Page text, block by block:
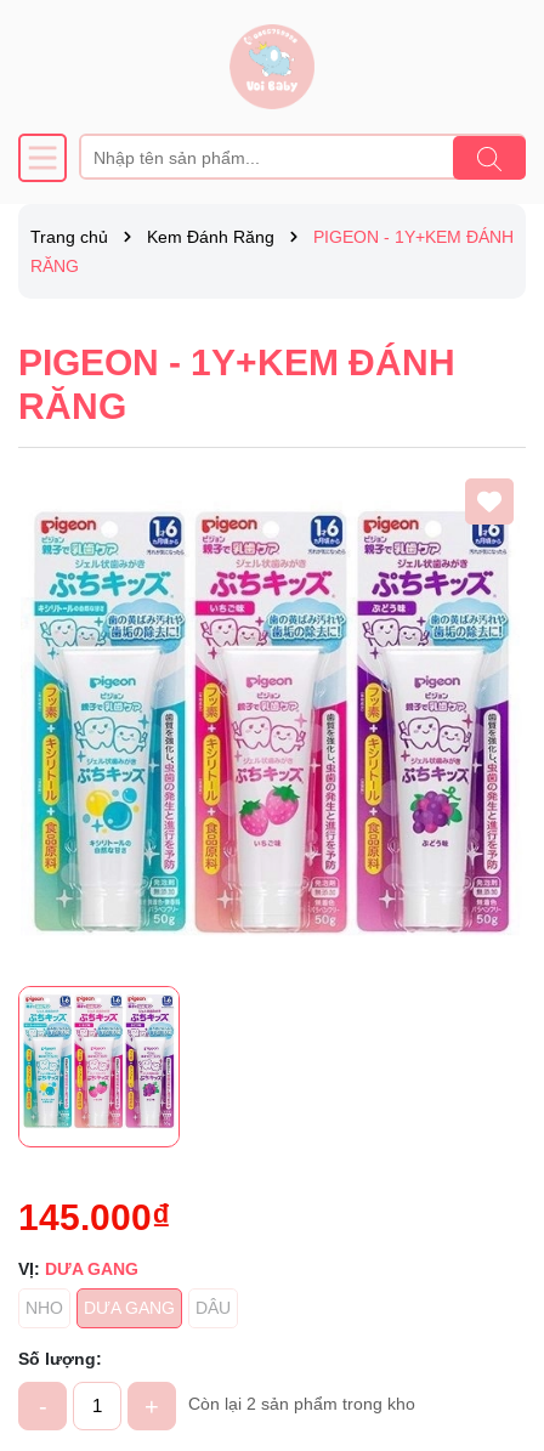
Trang chủ Kem Đánh Răng
PIGEON - 1Y+KEM ĐÁNH
RĂNG
PIGEON - 1Y+KEM ĐÁNH
RĂNG
145.000₫
VỊ: DƯA GANG
NHO
DƯA GANG DÂU
Số lượng:
- + Còn lại 2 sản phẩm trong kho